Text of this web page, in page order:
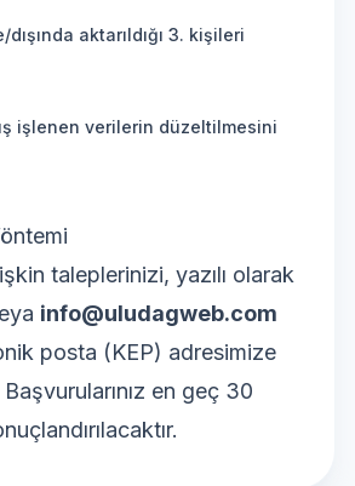
aktarıldığı 3. kişileri
işlenen verilerin düzeltilmesini
taleplerinizi, yazılı olarak
info@uludagweb.com
posta (KEP) adresimize
en geç 30